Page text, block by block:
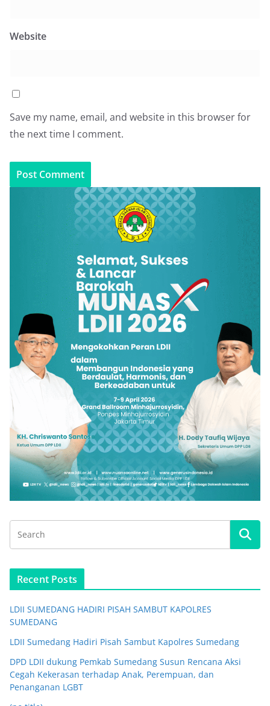
Website
Save my name, email, and website in this browser for
the next time I comment.
Recent Posts
LDII SUMEDANG HADIRI PISAH SAMBUT KAPOLRES
SUMEDANG
LDII Sumedang Hadiri Pisah Sambut Kapolres Sumedang
DPD LDII dukung Pemkab Sumedang Susun Rencana Aksi
Cegah Kekerasan terhadap Anak, Perempuan, dan
Penanganan LGBT